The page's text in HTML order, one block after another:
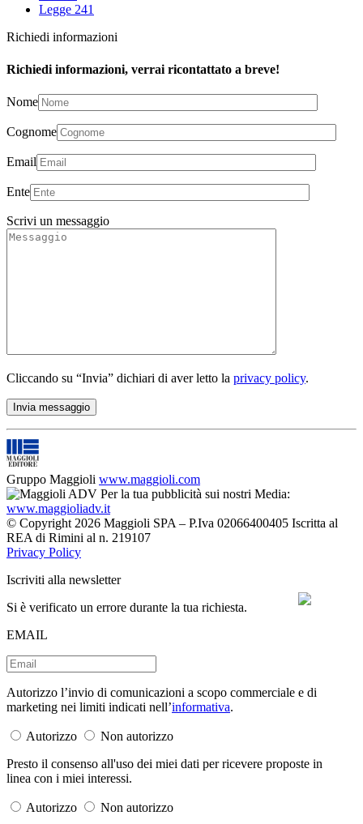
Legge 241
Richiedi informazioni
Richiedi informazioni, verrai ricontattato a breve!
Nome
Cognome
Email
Ente
Scrivi un messaggio
Cliccando su “Invia” dichiari di aver letto la privacy policy.
Gruppo Maggioli www.maggioli.com
Per la tua pubblicità sui nostri Media:
www.maggioliadv.it
© Copyright 2026 Maggioli SPA – P.Iva 02066400405 Iscritta al
REA di Rimini al n. 219107
Privacy Policy
Iscriviti alla newsletter
Si è verificato un errore durante la tua richiesta.
EMAIL
Autorizzo l’invio di comunicazioni a scopo commerciale e di
marketing nei limiti indicati nell’informativa.
Autorizzo
Non autorizzo
Presto il consenso all'uso dei miei dati per ricevere proposte in
linea con i miei interessi.
Autorizzo
Non autorizzo